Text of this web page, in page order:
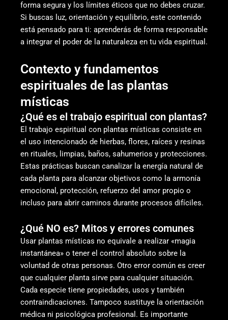
forma segura y los límites éticos que no debes cruzar.
Si buscas luz, orientación y equilibrio, este contenido
está pensado para ti: aprenderás de forma responsable
a integrar el poder de la naturaleza en tu vida espiritual.
Contexto y fundamentos
espirituales de las plantas
místicas
¿Qué es el trabajo espiritual con plantas?
El trabajo espiritual con plantas místicas consiste en
el uso intencionado de hierbas, flores, raíces y resinas
en rituales, limpias, baños, sahumerios y protecciones.
Estas prácticas buscan canalizar la energía natural de
cada planta para alcanzar objetivos como la armonía
emocional, protección, refuerzo del amor propio o
incluso para abrir caminos durante procesos difíciles.
¿Qué NO es? Mitos y errores comunes
Usar plantas místicas no equivale a realizar «magia
instantánea» o tener el control absoluto sobre la
voluntad de otras personas. Otro error común es creer
que cualquier planta sirve para cualquier situación.
Cada especie tiene propiedades, usos y también
contraindicaciones. Tampoco sustituye la orientación
médica ni psicológica profesional. Es importante